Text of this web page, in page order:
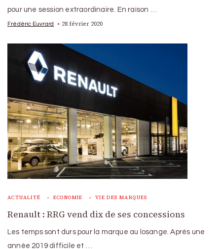
pour une session extraordinaire. En raison …
Frédéric Euvrard 28 février 2020
ACTUALITÉ ECONOMIE VIE DES MARQUES
Renault : RRG vend dix de ses concessions
Les temps sont durs pour la marque au losange. Après une
année 2019 difficile et …